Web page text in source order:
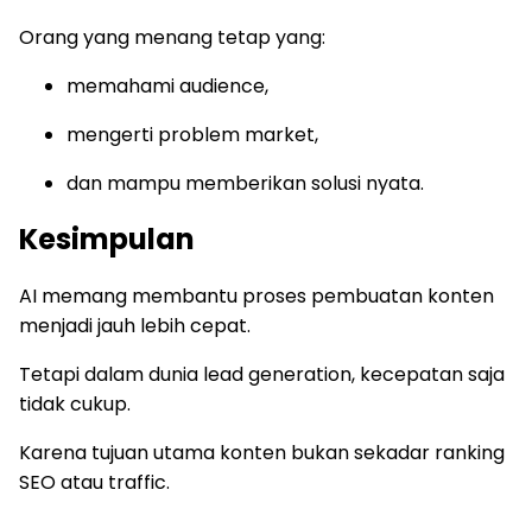
Orang yang menang tetap yang:
memahami audience,
mengerti problem market,
dan mampu memberikan solusi nyata.
Kesimpulan
AI memang membantu proses pembuatan konten
menjadi jauh lebih cepat.
Tetapi dalam dunia lead generation, kecepatan saja
tidak cukup.
Karena tujuan utama konten bukan sekadar ranking
SEO atau traffic.